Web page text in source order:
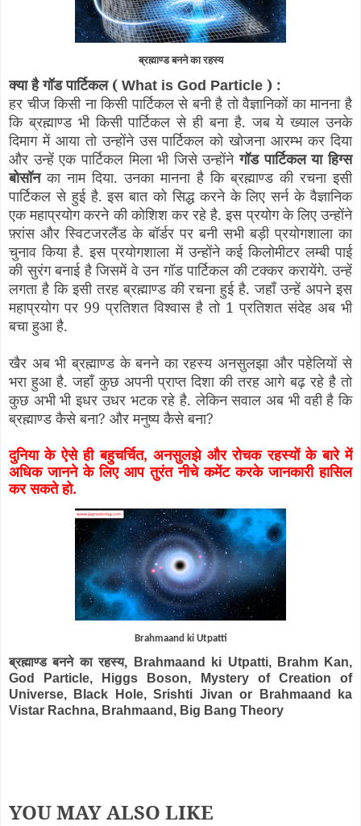
ब्रह्माण्ड बनने का रहस्य
क्या है गॉड पार्टिकल ( What is God Particle ) :
हर चीज किसी ना किसी पार्टिकल से बनी है तो वैज्ञानिकों का मानना है
कि ब्रह्माण्ड भी किसी पार्टिकल से ही बना है. जब ये ख्याल उनके
दिमाग में आया तो उन्होंने उस पार्टिकल को खोजना आरम्भ कर दिया
और उन्हें एक पार्टिकल मिला भी जिसे उन्होंनेगॉड पार्टिकल या हिग्स
बोसॉनका नाम दिया. उनका मानना है कि ब्रह्माण्ड की रचना इसी
पार्टिकल से हुई है. इस बात को सिद्ध करने के लिए सर्न के वैज्ञानिक
एक महाप्रयोग करने की कोशिश कर रहे है. इस प्रयोग के लिए उन्होंने
फ़्रांस और स्विटजरलैंड के बॉर्डर पर बनी सभी बड़ी प्रयोगशाला का
चुनाव किया है. इस प्रयोगशाला में उन्होंने कई किलोमीटर लम्बी पाई
की सुरंग बनाई है जिसमें वे उन गॉड पार्टिकल की टक्कर करायेंगे. उन्हें
लगता है कि इसी तरह ब्रह्माण्ड की रचना हुई है. जहाँ उन्हें अपने इस
महाप्रयोग पर 99 प्रतिशत विश्वास है तो 1 प्रतिशत संदेह अब भी
बचा हुआ है.
खैर अब भी ब्रह्माण्ड के बनने का रहस्य अनसुलझा और पहेलियों से
भरा हुआ है. जहाँ कुछ अपनी प्राप्त दिशा की तरह आगे बढ़ रहे है तो
कुछ अभी भी इधर उधर भटक रहे है. लेकिन सवाल अब भी वही है कि
ब्रह्माण्ड कैसे बना? और मनुष्य कैसे बना?
दुनिया के ऐसे ही बहुचर्चित, अनसुलझे और रोचक रहस्यों के बारे में
अधिक जानने के लिए आप तुरंत नीचे कमेंट करके जानकारी हासिल
कर सकते हो.
Brahmaand ki Utpatti
ब्रह्माण्ड बनने का रहस्य, Brahmaand ki Utpatti, Brahm Kan,
God Particle, Higgs Boson, Mystery of Creation of
Universe, Black Hole, Srishti Jivan or Brahmaand ka
Vistar Rachna, Brahmaand, Big Bang Theory
YOU MAY ALSO LIKE